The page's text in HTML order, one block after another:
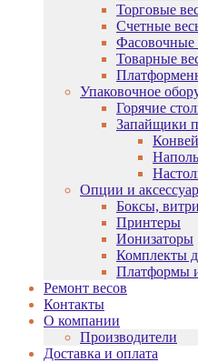
Торговые
Счетные
Фасовочные
Товарные
Упаковочное
Горячие
Запайщики
Опции и
Боксы,
Принтеры
Ионизаторы
Комплекты
Платформы
Ремонт весов
Контакты
О компании
Производители
Доставка и оплата